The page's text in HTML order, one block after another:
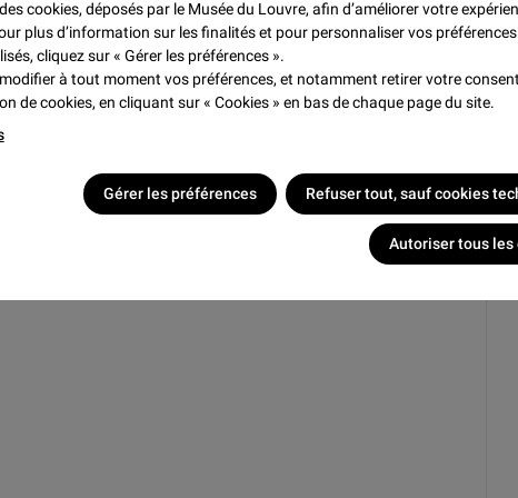
cookies, déposés par le Musée du Louvre, afin d’améliorer votre
plus d’information sur les finalités et pour personnaliser vos
cliquez sur « Gérer les préférences ».
à tout moment vos préférences, et notamment retirer votre
de cookies, en cliquant sur « Cookies » en bas de chaque page du site.
Gérer les préférences Refuser tout, sauf cookies
Autoriser tous les
rééditée chez
publications sur
Galerie des
le document
.pdf (730,9Ko)